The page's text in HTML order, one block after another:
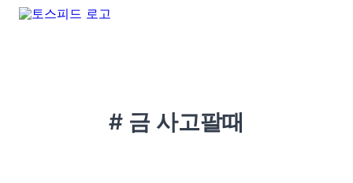
# 금 사고팔때